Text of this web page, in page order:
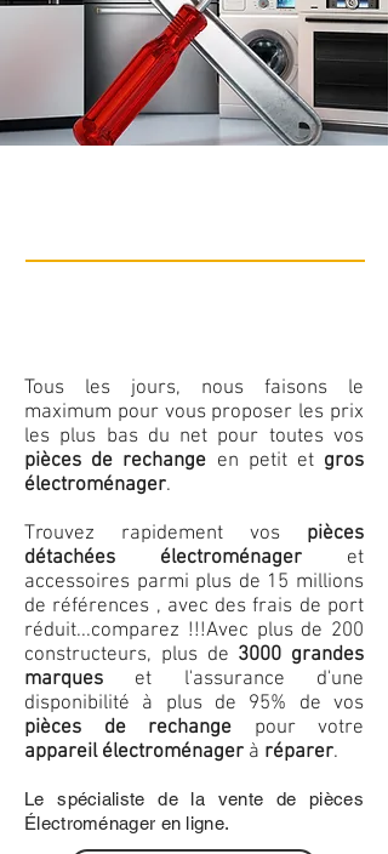
Tous les jours, nous faisons le
maximum pour vous proposer les prix
les plus bas du net pour toutes vos
pièces de rechange en petit et gros
électroménager.
Trouvez rapidement vos pièces
détachées électroménager et
accessoires parmi plus de 15 millions
de références , avec des frais de port
réduit...comparez !!!Avec plus de 200
constructeurs, plus de 3000 grandes
marques et l'assurance d'une
disponibilité à plus de 95% de vos
pièces de rechange pour votre
appareil électroménager à réparer.
Le spécialiste de la vente de pièces
Électroménager en ligne.